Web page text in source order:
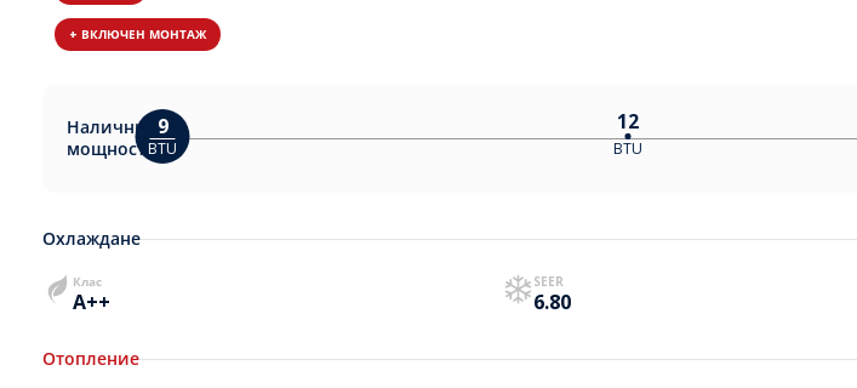
+ ВКЛЮЧЕН МОНТАЖ
Налични
мощности:
9
BTU
12
BTU
Охлаждане
Клас
A++
SEER
6.80
Отопление